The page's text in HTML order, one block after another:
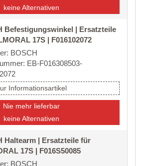
keine Alternativen
Befestigungswinkel | Ersatzteile
17S | F016102072
BOSCH
EB-F016308503-
Informationsartikel
Nie mehr lieferbar
keine Alternativen
Haltearm | Ersatzteile für
17S | F016S50085
BOSCH